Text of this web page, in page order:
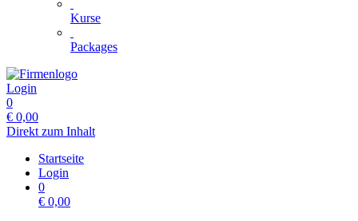
Kurse
Packages
Login
0
€ 0,00
Direkt zum Inhalt
Startseite
Login
0
€ 0,00